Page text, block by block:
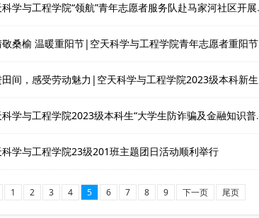
学与工程学院“领航”青年志愿者服务队赴马家河社区开展绿道清扫志愿服务活动
桑榆 温暖重阳节|空天科学与工程学院青年志愿者重阳节拜访我校退休教师
间，感受劳动魅力|空天科学与工程学院2023级本科新生积极参加开心农场劳动
学与工程学院2023级本科生“大学生防诈骗及金融知识普及”讲座顺利举行
科学与工程学院23级201班主题团日活动顺利举行
1 2 3 4 5 6 7 8 9 下一页 尾页